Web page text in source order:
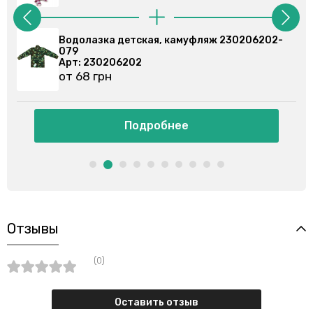
Водолазка детская, камуфляж 230206202-
079
Арт: 230206202
от 68 грн
Подробнее
Отзывы
(0)
Оставить отзыв